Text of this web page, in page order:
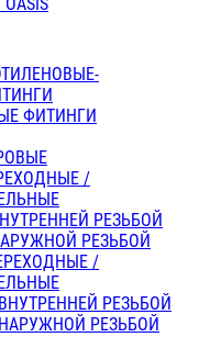
ФИТИНГИ
/
РЕЗЬБОЙ
РЕЗЬБОЙ
/
РЕЗЬБОЙ
РЕЗЬБОЙ